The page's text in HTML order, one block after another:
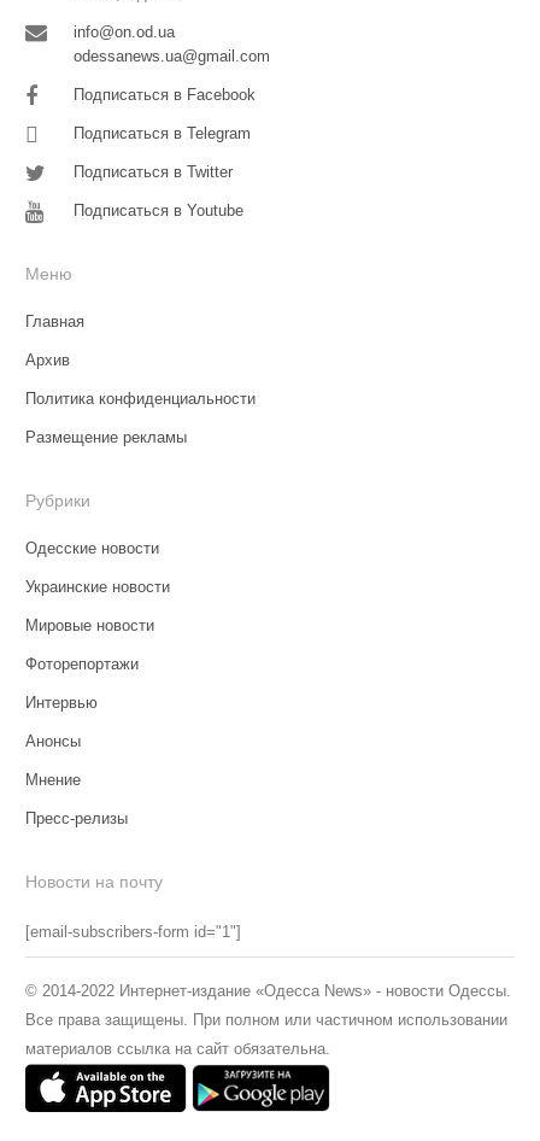
info@on.od.ua
odessanews.ua@gmail.com
Подписаться в Facebook
Подписаться в Telegram
Подписаться в Twitter
Подписаться в Youtube
Меню
Главная
Архив
Политика конфиденциальности
Размещение рекламы
Рубрики
Одесские новости
Украинские новости
Мировые новости
Фоторепортажи
Интервью
Анонсы
Мнение
Пресс-релизы
Новости на почту
[email-subscribers-form id="1"]
© 2014-2022 Интернет-издание «Одесса News» - новости Одессы.
Все права защищены. При полном или частичном использовании
материалов ссылка на сайт обязательна.